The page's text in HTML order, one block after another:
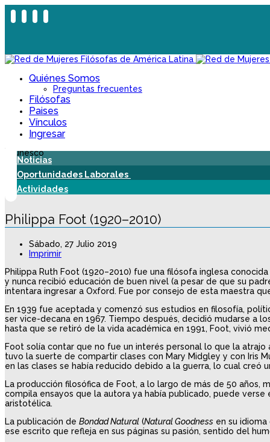
Quiénes Somos
Preguntas frecuentes
Filósofas
Paises
Vínculos
Ingresar
Noticias
Oportunidades Laborales
Actividades
Philippa Foot (1920–2010)
Sábado, 27 Julio 2019
Imprimir
Philippa Ruth Foot (1920–2010) fue una filósofa inglesa
y nunca recibió educación de buen nivel (a pesar de que su
intentara ingresar a Oxford. Fue por consejo de esta maestra
En 1939 fue aceptada y comenzó sus estudios en filosofía,
ser vice-decana en 1967. Tiempo después, decidió mudarse a
hasta que se retiró de la vida académica en 1991, Foot, vivió
Foot solía contar que no fue un interés personal lo que la atrajo
tuvo la suerte de compartir clases con Mary Midgley y con Iris
en las clases se había reducido debido a la guerra, lo cual creó
La producción filosófica de Foot, a lo largo de más de 50 años,
compila ensayos que la autora ya había publicado, puede
aristotélica.
La publicación de Bondad Natural (Natural Goodness en su
ese escrito que refleja en sus páginas su pasión, sentido del